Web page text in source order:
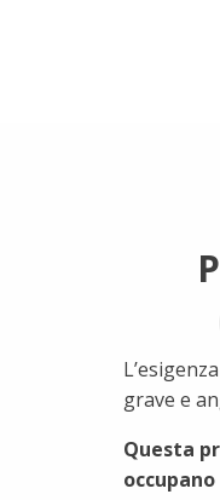
grave e
Questa